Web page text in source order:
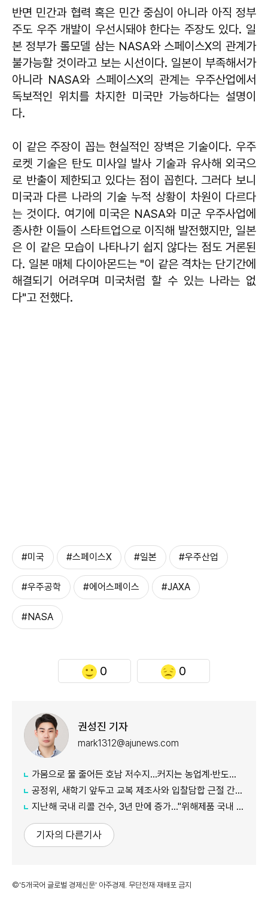
반면 민간과 협력 혹은 민간 중심이 아니라 아직 정부
주도 우주 개발이 우선시돼야 한다는 주장도 있다. 일
본 정부가 롤모델 삼는 NASA와 스페이스X의 관계가
불가능할 것이라고 보는 시선이다. 일본이 부족해서가
아니라 NASA와 스페이스X의 관계는 우주산업에서
독보적인 위치를 차지한 미국만 가능하다는 설명이
다.
이 같은 주장이 꼽는 현실적인 장벽은 기술이다. 우주
로켓 기술은 탄도 미사일 발사 기술과 유사해 외국으
로 반출이 제한되고 있다는 점이 꼽힌다. 그러다 보니
미국과 다른 나라의 기술 누적 상황이 차원이 다르다
는 것이다. 여기에 미국은 NASA와 미군 우주사업에
종사한 이들이 스타트업으로 이직해 발전했지만, 일본
은 이 같은 모습이 나타나기 쉽지 않다는 점도 거론된
다. 일본 매체 다이아몬드는 "이 같은 격차는 단기간에
해결되기 어려우며 미국처럼 할 수 있는 나라는 없
다"고 전했다.
#미국 #스페이스X #일본 #우주산업
#우주공학 #에어스페이스 #JAXA
#NASA
0 0
권성진 기자
mark1312@ajunews.com
가뭄으로 물 줄어든 호남 저수지...커지는 농업계·반도체 용수 갈등
공정위, 새학기 앞두고 교복 제조사와 입찰담합 근절 간담회 진행
지난해 국내 리콜 건수, 3년 만에 증가…"위해제품 국내 유통 차단 영향"
기자의 다른기사
©'5개국어 글로벌 경제신문' 아주경제. 무단전재·재배포 금지